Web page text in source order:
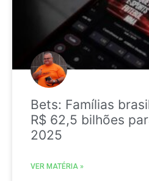
Bets: Famílias
R$ 62,5 bilhões
2025
VER MATÉRIA »